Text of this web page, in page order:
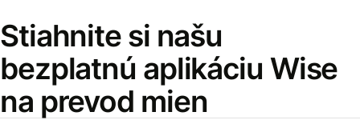
Stiahnite si našu
bezplatnú aplikáciu Wise
na prevod mien